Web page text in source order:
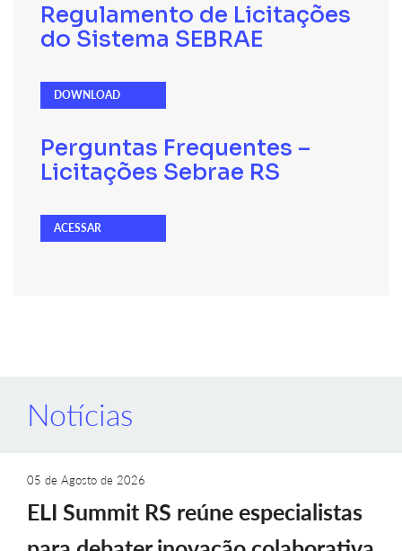
Regulamento de Licitações
do Sistema SEBRAE
DOWNLOAD
Perguntas Frequentes –
Licitações Sebrae RS
ACESSAR
Notícias
05 de Agosto de 2026
ELI Summit RS reúne especialistas